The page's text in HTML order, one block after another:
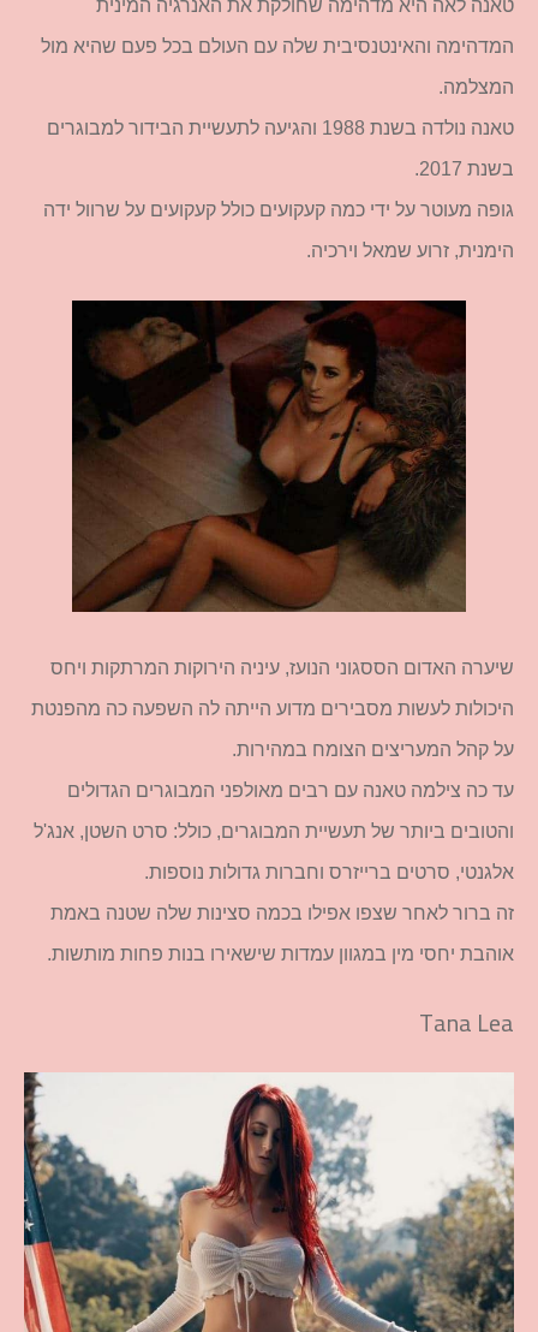
טאנה לאה היא מדהימה שחולקת את האנרגיה המינית
המדהימה והאינטנסיבית שלה עם העולם בכל פעם שהיא מול
המצלמה.
טאנה נולדה בשנת 1988 והגיעה לתעשיית הבידור למבוגרים
בשנת 2017.
גופה מעוטר על ידי כמה קעקועים כולל קעקועים על שרוול ידה
הימנית, זרוע שמאל וירכיה.
שיערה האדום הססגוני הנועז, עיניה הירוקות המרתקות ויחס
היכולות לעשות מסבירים מדוע הייתה לה השפעה כה מהפנטת
על קהל המעריצים הצומח במהירות.
עד כה צילמה טאנה עם רבים מאולפני המבוגרים הגדולים
והטובים ביותר של תעשיית המבוגרים, כולל: סרט השטן, אנג'ל
אלגנטי, סרטים ברייזרס וחברות גדולות נוספות.
זה ברור לאחר שצפו אפילו בכמה סצינות שלה שטנה באמת
אוהבת יחסי מין במגוון עמדות שישאירו בנות פחות מותשות.
Tana Lea